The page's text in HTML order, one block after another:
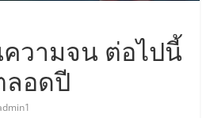
วามจน ต่อไปนี้
ลอดปี